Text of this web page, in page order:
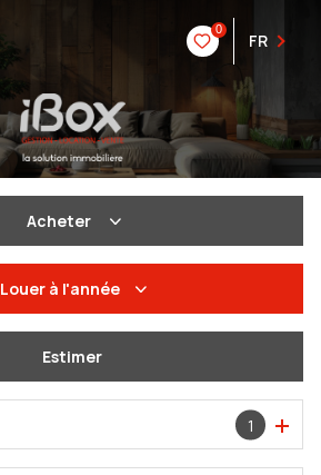
0
FR
Acheter
Louer à l'année
Estimer
1